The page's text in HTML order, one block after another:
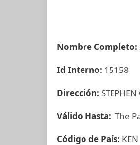
Nombre Completo:
Id Interno: 15158
Dirección:
Válido Hasta: The
Código de País: KEN